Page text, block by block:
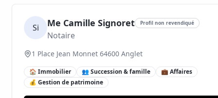
Si Me Camille Signoret Profil non revendiqué
Notaire
1 Place Jean Monnet 64600 Anglet
🏠 Immobilier 👥 Succession & famille
💼 Affaires
💰 Gestion de patrimoine